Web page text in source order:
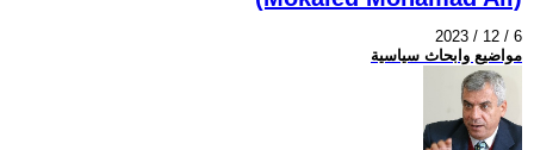
2023 / 12 / 6
مواضيع وابحاث سياسية